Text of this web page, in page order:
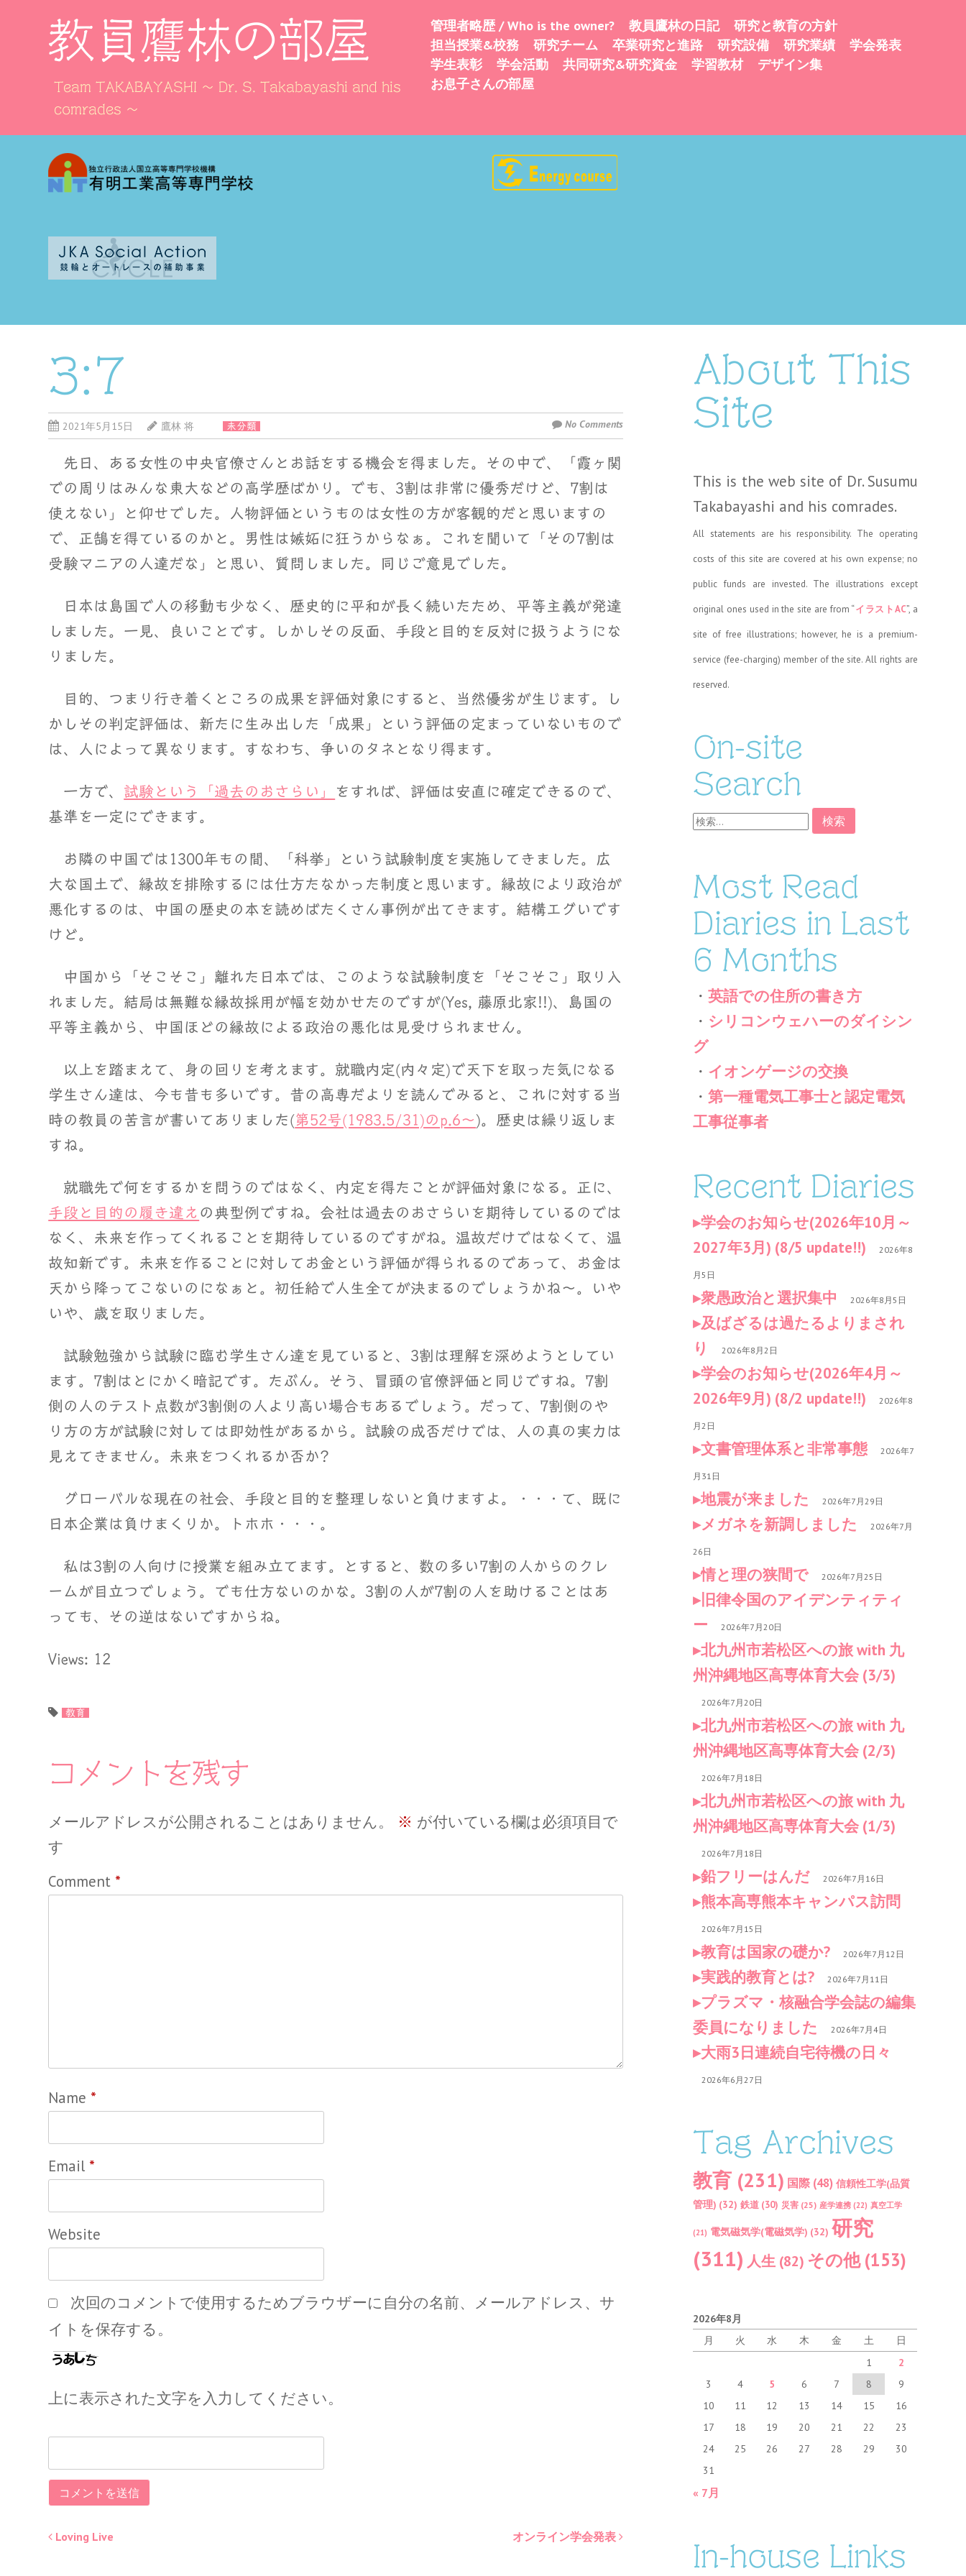
教員鷹林の部屋
Team TAKABAYASHI ～ Dr. S. Takabayashi and his
comrades ～
Menu
Skip
content
管理者略歴 / Who is the owner? 教員鷹林の日記
研究と教育の方針
担当授業&校務
研究チーム 卒業研究と進路 研究設備 研究業績
学会発表
学生表彰
学会活動 共同研究&研究資金 学習教材
デザイン集
お息子さんの部屋
3:7
2021年5月15日 鷹林 将 未分類 No Comments
先日、ある女性の中央官僚さんとお話をする機会を得ました。その中で、「霞ヶ関
での周りはみんな東大などの高学歴ばかり。でも、3割は非常に優秀だけど、7割は
使えない」と仰せでした。人物評価というものは女性の方が客観的だと思いますの
で、正鵠を得ているのかと。男性は嫉妬に狂うからなぁ。これを聞いて「その7割は
受験マニアの人達だな」と思い、質問しました。同じご意見でした。
日本は島国で人の移動も少なく、歴史的に平和が長く続いたため、平等主義が発達
しました。一見、良いことです。しかしその反面、手段と目的を反対に扱うようにな
りました。
目的、つまり行き着くところの成果を評価対象にすると、当然優劣が生じます。し
かしその判定評価は、新たに生み出した「成果」という評価の定まっていないもので
は、人によって異なります。すなわち、争いのタネとなり得ます。
一方で、 試験という「過去のおさらい」
をすれば、評価は安直に確定できるので、
基準を一定にできます。
お隣の中国では1300年もの間、「科挙」という試験制度を実施してきました。広
大な国土で、縁故を排除するには仕方たなかった制度と思います。縁故により政治が
悪化するのは、中国の歴史の本を読めばたくさん事例が出てきます。結構エグいです
けど。
中国から「そこそこ」離れた日本では、このような試験制度を「そこそこ」取り入
れました。結局は無難な縁故採用が幅を効かせたのですが(Yes, 藤原北家!!)、島国の
平等主義から、中国ほどの縁故による政治の悪化は見受けられません。
以上を踏まえて、身の回りを考えます。就職内定(内々定)で天下を取った気になる
学生さん達は、今も昔も多いです。昔の高専だよりを読んでみると、これに対する当
時の教員の苦言が書いてありました(第52号(1983.5/31)のp.6～ )。歴史は繰り返しま
すね。
就職先で何をするかを問うのではなく、内定を得たことが評価対象になる。正に、
手段と目的の履き違え の典型例ですね。会社は過去のおさらいを期待しているのでは
なく、未来を作ってくれることを期待しているのですがね。温故だけではなくて、温
故知新です。未来を作ることに対してお金という評価が得られるのであって、お金は
天から降ってこないのになぁと。初任給で人生全てが決まるのでしょうかね～。いや
いや、歳を取りました。
試験勉強から試験に臨む学生さん達を見ていると、3割は理解を深めようとしてい
ます。7割はとにかく暗記です。たぶん。そう、冒頭の官僚評価と同じですね。7割
側の人のテスト点数が3割側の人より高い場合もあるでしょう。だって、7割側のや
り方の方が試験に対しては即効性があるから。試験の成否だけでは、人の真の実力は
見えてきません。未来をつくれるか否か?
グローバルな現在の社会、手段と目的を整理しないと負けますよ。・・・て、既に
日本企業は負けまくりか。トホホ・・・。
私は3割の人向けに授業を組み立てます。とすると、数の多い7割の人からのクレ
ームが目立つでしょう。でも仕方ないのかな。3割の人が7割の人を助けることはあ
っても、その逆はないですからね。
Views: 12
教育
コメントを残す
メールアドレスが公開されることはありません。 ※ が付いている欄は必須項目で
す
Comment *
Name *
Email *
Website
次回のコメントで使用するためブラウザーに自分の名前、メールアドレス、サ
イトを保存する。
上に表示された文字を入力してください。
Post
Loving Live オンライン学会発表
About This
Site
This is the web site of Dr. Susumu
Takabayashi and his comrades.
All statements are his responsibility. The operating
costs of this site are covered at his own expense; no
public funds are invested. The illustrations except
original ones used in the site are from “イラストAC”, a
site of free illustrations; however, he is a premium-
service (fee-charging) member of the site. All rights are
reserved.
On-site
Search
検
索:
Most Read
Diaries in Last
6 Months
・英語での住所の書き方
・ シリコンウェハーのダイシン
グ
・ イオンゲージの交換
・第一種電気工事士と認定電気
工事従事者
Recent Diaries
学会のお知らせ(2026年10月～
2027年3月) (8/5 update!!)
2026年8
月5日
衆愚政治と選択集中 2026年8月5日
及ばざるは過たるよりまされ
り
2026年8月2日
学会のお知らせ(2026年4月～
2026年9月) (8/2 update!!)
2026年8
月2日
文書管理体系と非常事態 2026年7
月31日
地震が来ました 2026年7月29日
メガネを新調しました 2026年7月
26日
情と理の狭間で 2026年7月25日
旧律令国のアイデンティティ
ー
2026年7月20日
北九州市若松区への旅 with 九
州沖縄地区高専体育大会 (3/3)
2026年7月20日
北九州市若松区への旅 with 九
州沖縄地区高専体育大会 (2/3)
2026年7月18日
北九州市若松区への旅 with 九
州沖縄地区高専体育大会 (1/3)
2026年7月18日
鉛フリーはんだ 2026年7月16日
熊本高専熊本キャンパス訪問
2026年7月15日
教育は国家の礎か? 2026年7月12日
実践的教育とは? 2026年7月11日
プラズマ・核融合学会誌の編集
委員になりました
2026年7月4日
大雨3日連続自宅待機の日々
2026年6月27日
Tag Archives
教育 (231) 国際 (48) 信頼性工学(品質
管理) (32) 鉄道 (30) 災害 (25) 産学連携 (22) 真空工学
(21) 電気磁気学(電磁気学) (32) 研究
(311) 人生 (82) その他(153)
2026年8月
月
火 水 木 金 土
日
1
2
3
4 5 6 7 8
9
10
11 12 13 14 15
16
17
18 19 20 21 22
23
24
25 26 27 28 29
30
31
« 7月
In-house Links